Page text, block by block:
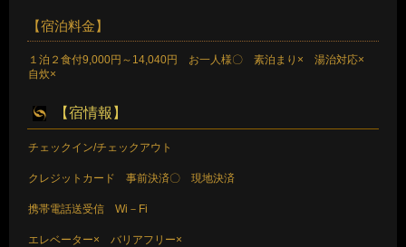
【宿泊料金】
１泊２食付9,000円～14,040円 お一人様〇 素泊まり× 湯治対応×
自炊×
【宿情報】
チェックイン/チェックアウト
クレジットカード 事前決済〇 現地決済
携帯電話送受信 Wi－Fi
エレベーター× バリアフリー×